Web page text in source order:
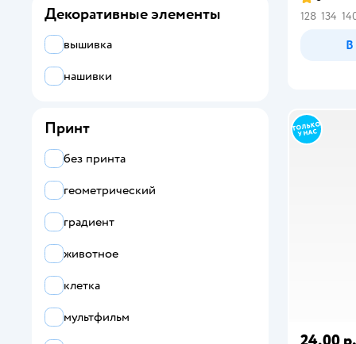
128 134
В
Декоративные элементы
вышивка
нашивки
Принт
без принта
геометрический
градиент
животное
клетка
мультфильм